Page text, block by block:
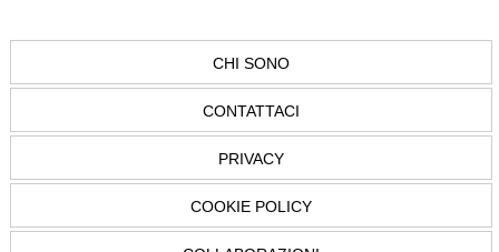
CHI SONO
CONTATTACI
PRIVACY
COOKIE POLICY